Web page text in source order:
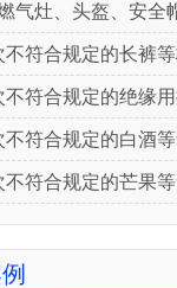
灶、头盔、安全帽等94批
规定的长裤等校服产品生产销售企业
定的绝缘用挤塑聚苯乙烯泡沫板（XPS）等产品生产销
规定的白酒等食品生产销售企业被重
规定的芒果等食品生产销售企业被长治市